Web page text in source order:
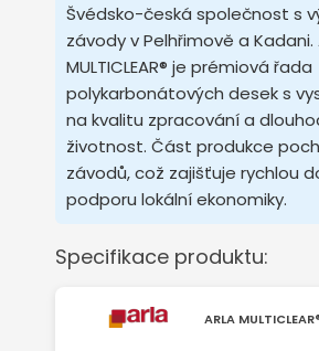
Švédsko-česká společnost s
závody v Pelhřimově a Kadani.
MULTICLEAR® je prémiová řada
polykarbonátových desek s
na kvalitu zpracování a
životnost. Část produkce
závodů, což zajišťuje rychlou
podporu lokální ekonomiky.
Specifikace produktu:
ARLA